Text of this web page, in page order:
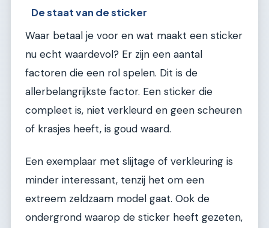
De staat van de sticker
Waar betaal je voor en wat maakt een sticker
nu echt waardevol? Er zijn een aantal
factoren die een rol spelen. Dit is de
allerbelangrijkste factor. Een sticker die
compleet is, niet verkleurd en geen scheuren
of krasjes heeft, is goud waard.
Een exemplaar met slijtage of verkleuring is
minder interessant, tenzij het om een
extreem zeldzaam model gaat. Ook de
ondergrond waarop de sticker heeft gezeten,